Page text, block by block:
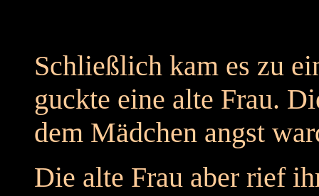
Schließlich kam es zu
guckte eine alte Frau.
dem Mädchen angst
Die alte Frau aber rief